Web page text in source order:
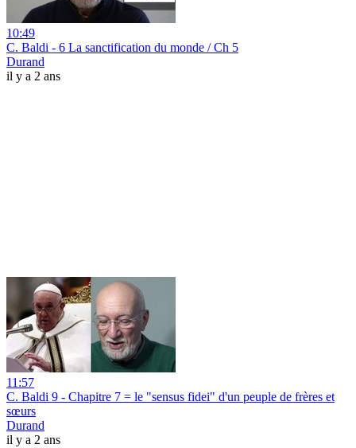
10:49
C. Baldi - 6 La sanctification du monde / Ch 5
Durand
il y a 2 ans
11:57
C. Baldi 9 - Chapitre 7 = le "sensus fidei" d'un peuple de frères et
sœurs
Durand
il y a 2 ans